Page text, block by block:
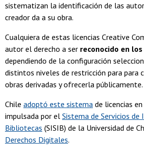
sistematizan la identificación de las
creador da a su obra.
Cualquiera de estas licencias Creative
autor el derecho a ser reconocido en
dependiendo de la configuración
distintos niveles de restricción para para
obras derivadas y ofrecerla públicamente.
Chile adoptó este sistema de licencias
impulsada por el Sistema de Servicios de
Bibliotecas (SISIB) de la Universidad de
Derechos Digitales.